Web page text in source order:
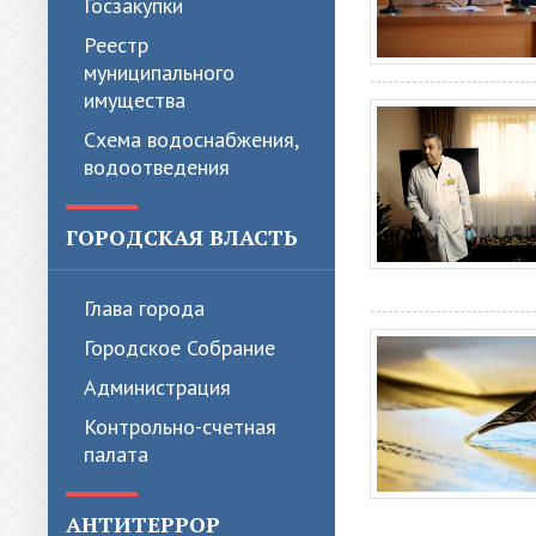
Реестр
муниципального
имущества
Схема водоснабжения,
водоотведения
ГОРОДСКАЯ ВЛАСТЬ
Глава города
Городское Собрание
Администрация
Контрольно-счетная
палата
АНТИТЕРРОР